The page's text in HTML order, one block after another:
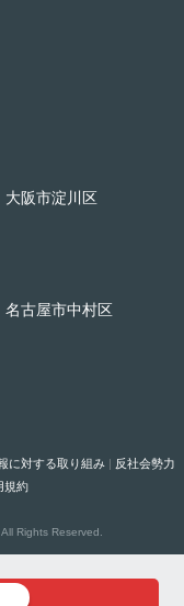
大阪市淀川区
名古屋市中村区
に対する取り組み | 反社会勢力
規約
Rights Reserved.